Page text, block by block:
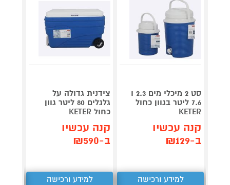
סט 2 מיכלי מים 2.3 ו
7.6 ליטר בגוון כחול
KETER
קנה עכשיו
ב-₪129
למידע ורכישה
צידנית גדולה על
גלגלים 80 ליטר גוון
כחול KETER
קנה עכשיו
ב-₪590
למידע ורכישה